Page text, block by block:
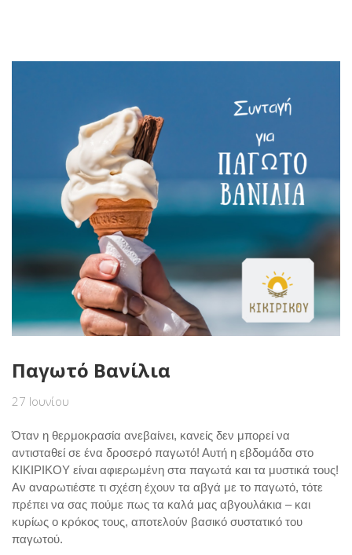
Παγωτό Βανίλια
27 Ιουνίου
Όταν η θερμοκρασία ανεβαίνει, κανείς δεν μπορεί να
αντισταθεί σε ένα δροσερό παγωτό! Αυτή η εβδομάδα στο
ΚΙΚΙΡΙΚΟΥ είναι αφιερωμένη στα παγωτά και τα μυστικά τους!
Αν αναρωτιέστε τι σχέση έχουν τα αβγά με το παγωτό, τότε
πρέπει να σας πούμε πως τα καλά μας αβγουλάκια – και
κυρίως ο κρόκος τους, αποτελούν βασικό συστατικό του
παγωτού.